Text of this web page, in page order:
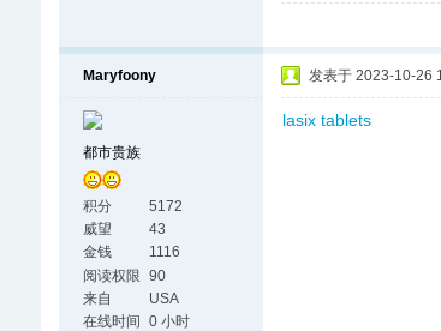
Maryfoony
都市贵族
积分
5172
威望
43
金钱
1116
阅读权限 90
来自
USA
在线时间
0 小时
发表于 2023-10-26
lasix tablets